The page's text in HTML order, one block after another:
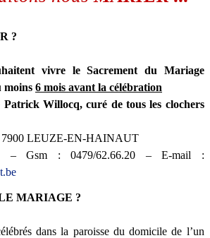
?
vivre le Sacrement du Mariage
moins 6 mois avant la célébration
Willocq, curé de tous les clochers
7900 LEUZE-EN-HAINAUT
– Gsm : 0479/62.66.20 – E-mail :
MARIAGE ?
dans la paroisse du domicile de l’un